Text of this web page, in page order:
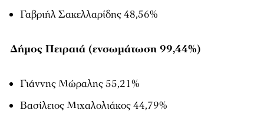
Γαβριήλ Σακελλαρίδης 48,56%
Δήμος Πειραιά (ενσωμάτωση 99,44%)
Γιάννης Μώραλης 55,21%
Βασίλειος Μιχαλολιάκος 44,79%